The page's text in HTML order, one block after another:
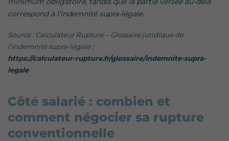
correspond à l’indemnité supra-légale.
Source : Calculateur Rupture – Glossaire juridique de
l’indemnité supra-légale :
https://calculateur-rupture.fr/glossaire/indemnite-supra-
legale
Côté salarié : combien et
comment négocier sa rupture
conventionnelle